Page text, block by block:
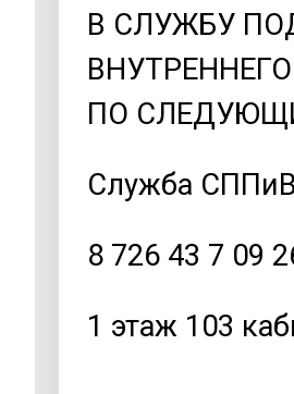
В СЛУЖБУ
ПО
Служба
8 726 43 7 09
1 этаж 103